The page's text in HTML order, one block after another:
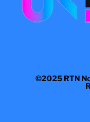
©2025 RTN